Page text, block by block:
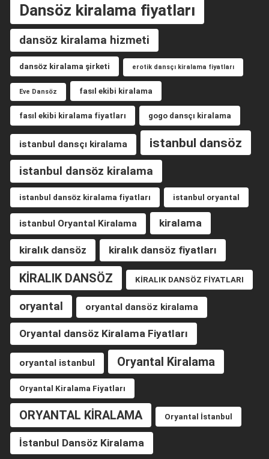
Dansöz kiralama fiyatları
dansöz kiralama hizmeti
dansöz kiralama şirketi erotik dansçı kiralama fiyatları
Eve Dansöz fasıl ekibi kiralama
fasıl ekibi kiralama fiyatları gogo dansçı kiralama
istanbul dansçı kiralama istanbul dansöz
istanbul dansöz kiralama
istanbul dansöz kiralama fiyatları istanbul oryantal
istanbul Oryantal Kiralama kiralama
kiralık dansöz kiralık dansöz fiyatları
KİRALIK DANSÖZ KİRALIK DANSÖZ FİYATLARI
oryantal oryantal dansöz kiralama
Oryantal dansöz Kiralama Fiyatları
oryantal istanbul Oryantal Kiralama
Oryantal Kiralama Fiyatları
ORYANTAL KİRALAMA Oryantal İstanbul
İstanbul Dansöz Kiralama